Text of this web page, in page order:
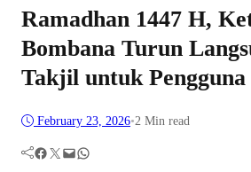
Ramadhan 1447 H,
Bombana Turun
Takjil untuk Pengguna
February 23, 2026•2 Min read
Facebook Twitter Mail WhatsApp